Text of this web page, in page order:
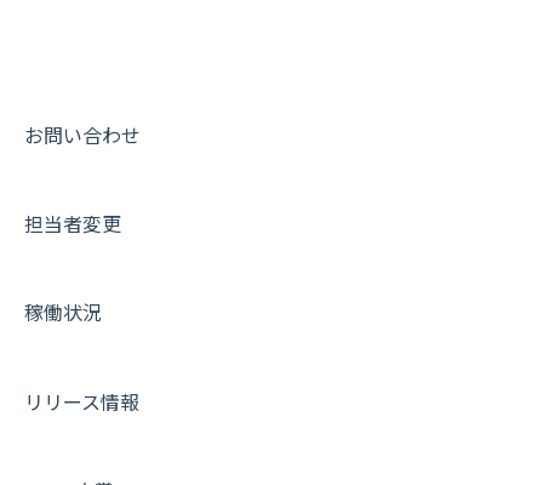
動画集：共通
お問い合わせ
担当者変更
稼働状況
リリース情報